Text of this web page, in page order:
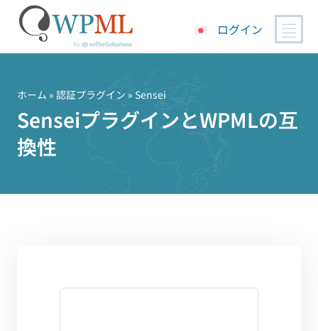
ッ
ログイン
ホーム » 認証プラグイン » Sensei
SenseiプラグインとWPMLの互
換性